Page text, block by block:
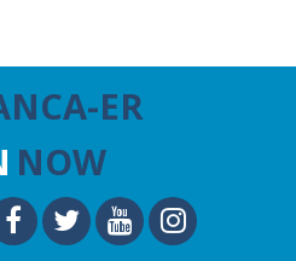
ER
NOW